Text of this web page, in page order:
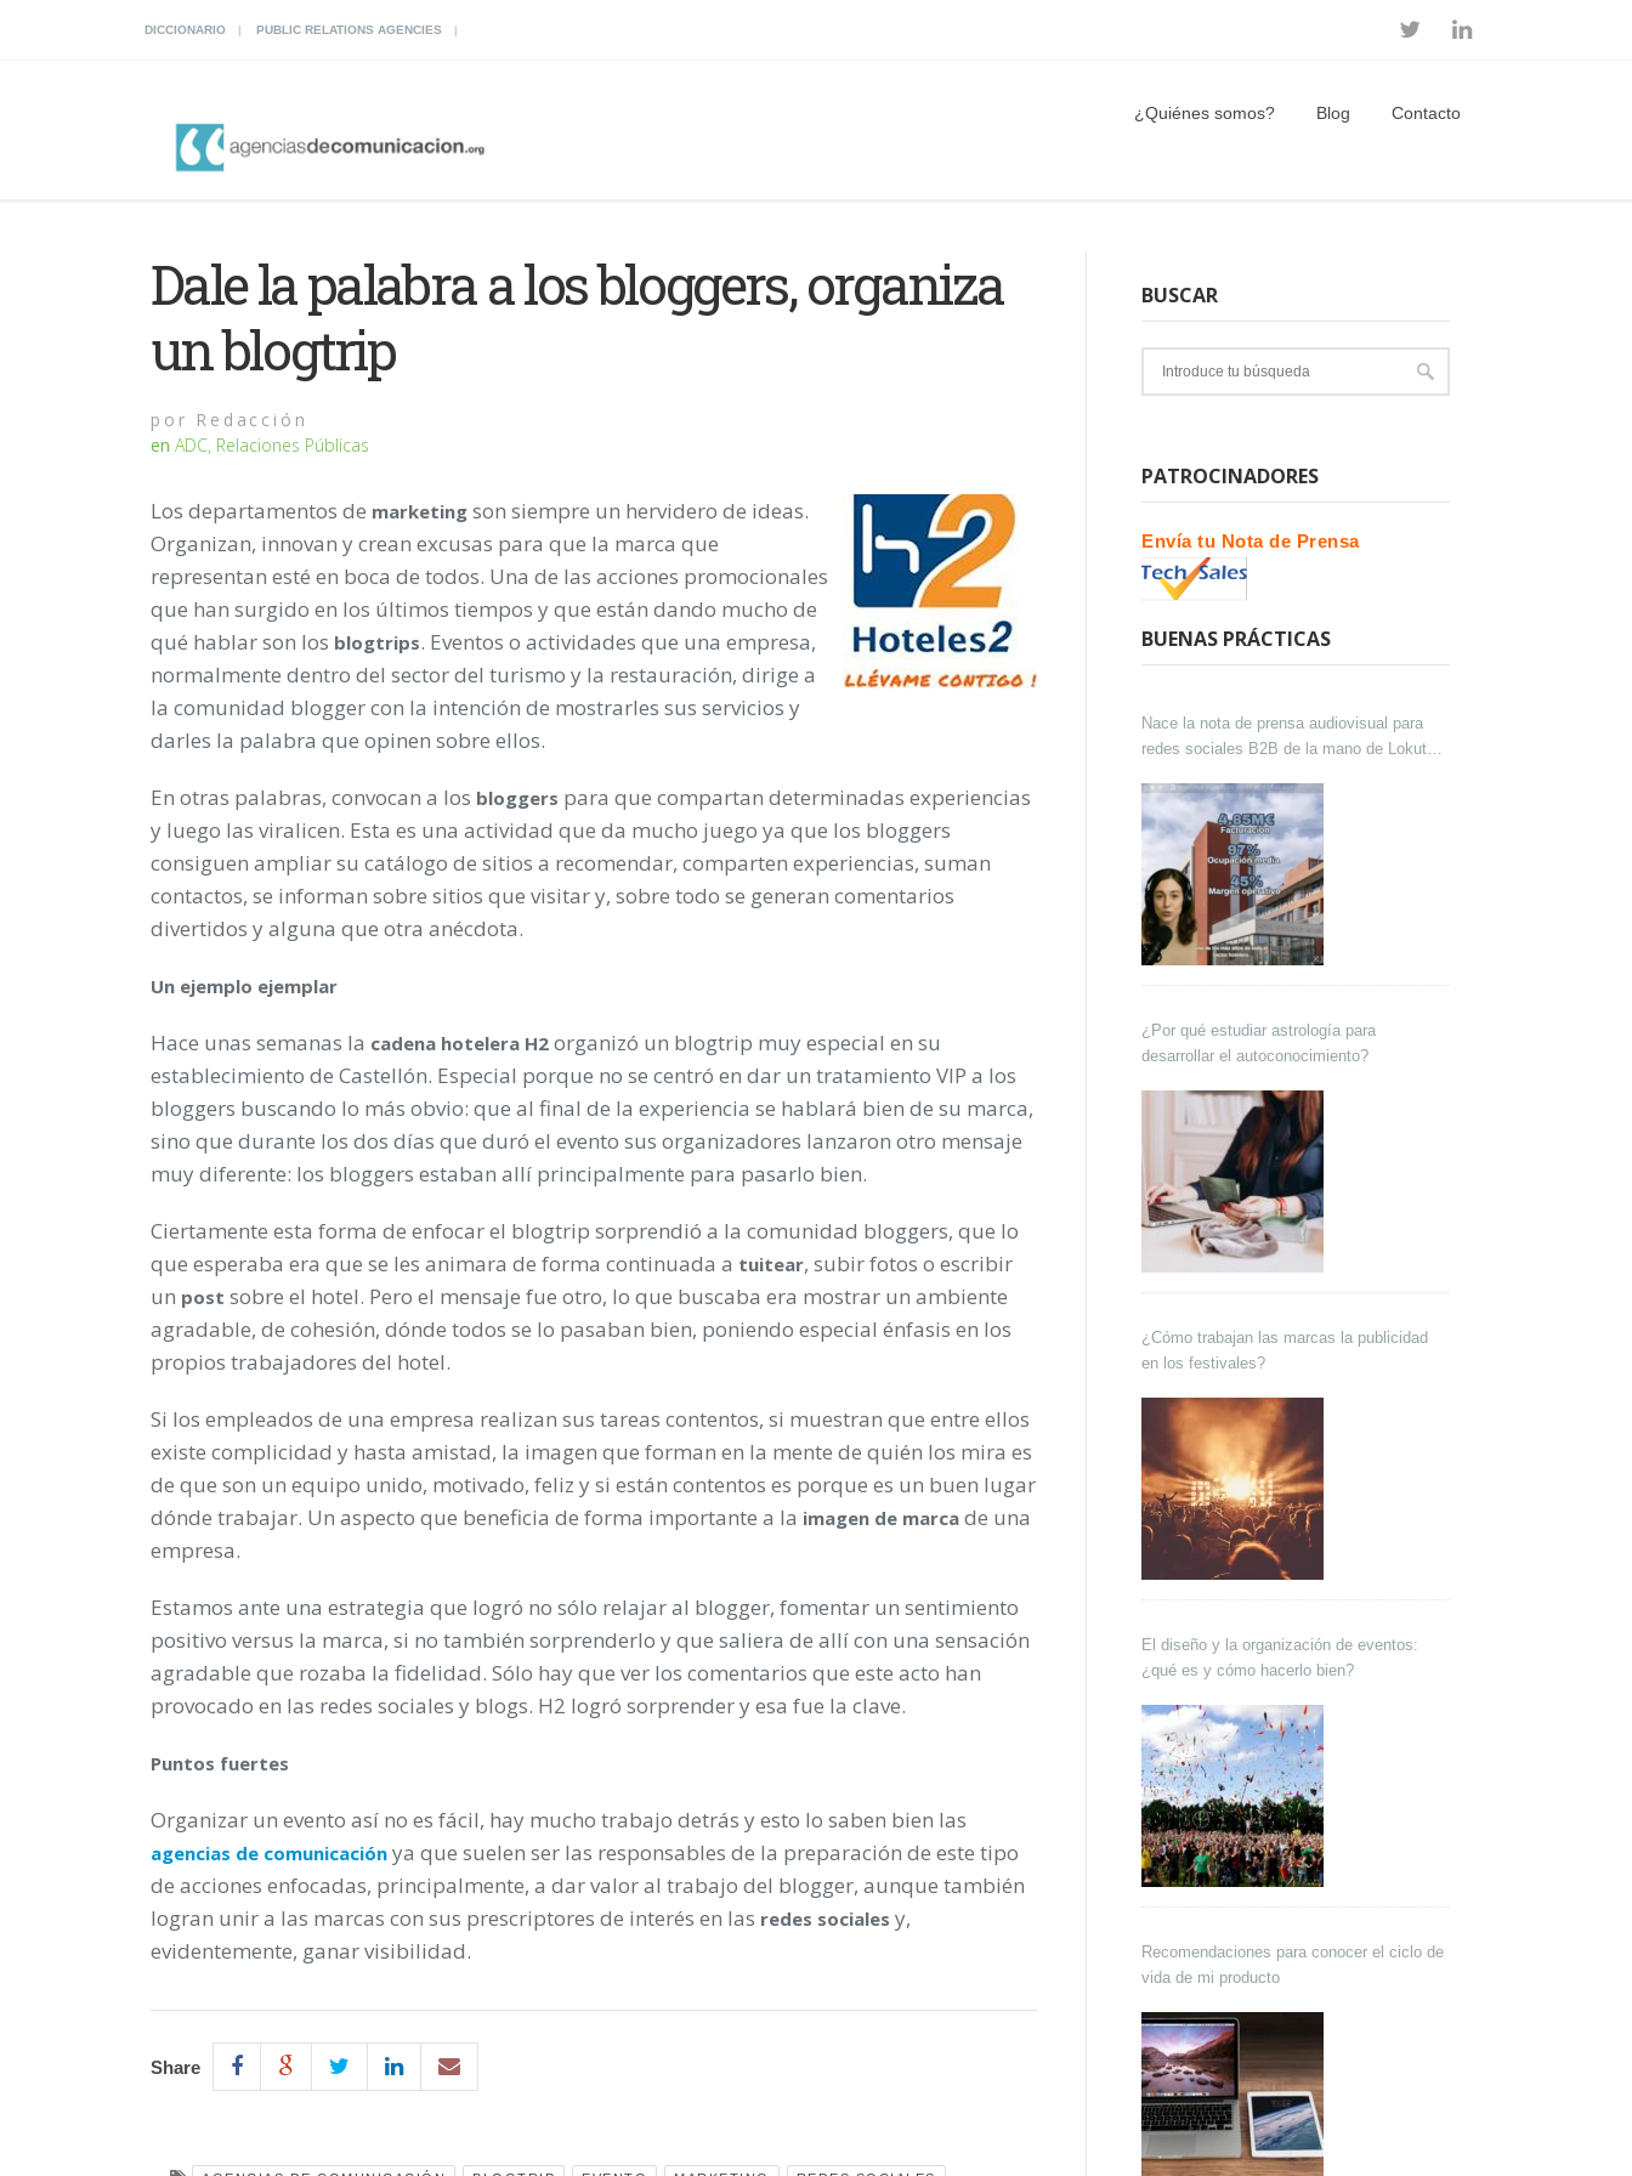
DICCIONARIO PUBLIC RELATIONS AGENCIES
¿Quiénes somos? Blog Contacto
Dale la palabra a los bloggers, organiza
un blogtrip
por Redacción
en ADC, Relaciones Públicas
Los departamentos de marketing son siempre un hervidero de ideas.
Organizan, innovan y crean excusas para que la marca que
representan esté en boca de todos. Una de las acciones promocionales
que han surgido en los últimos tiempos y que están dando mucho de
qué hablar son los blogtrips. Eventos o actividades que una empresa,
normalmente dentro del sector del turismo y la restauración, dirige a
la comunidad blogger con la intención de mostrarles sus servicios y
darles la palabra que opinen sobre ellos.
En otras palabras, convocan a los bloggers para que compartan determinadas experiencias
y luego las viralicen. Esta es una actividad que da mucho juego ya que los bloggers
consiguen ampliar su catálogo de sitios a recomendar, comparten experiencias, suman
contactos, se informan sobre sitios que visitar y, sobre todo se generan comentarios
divertidos y alguna que otra anécdota.
Un ejemplo ejemplar
Hace unas semanas la cadena hotelera H2 organizó un blogtrip muy especial en su
establecimiento de Castellón. Especial porque no se centró en dar un tratamiento VIP a los
bloggers buscando lo más obvio: que al final de la experiencia se hablará bien de su marca,
sino que durante los dos días que duró el evento sus organizadores lanzaron otro mensaje
muy diferente: los bloggers estaban allí principalmente para pasarlo bien.
Ciertamente esta forma de enfocar el blogtrip sorprendió a la comunidad bloggers, que lo
que esperaba era que se les animara de forma continuada a tuitear, subir fotos o escribir
un post sobre el hotel. Pero el mensaje fue otro, lo que buscaba era mostrar un ambiente
agradable, de cohesión, dónde todos se lo pasaban bien, poniendo especial énfasis en los
propios trabajadores del hotel.
Si los empleados de una empresa realizan sus tareas contentos, si muestran que entre ellos
existe complicidad y hasta amistad, la imagen que forman en la mente de quién los mira es
de que son un equipo unido, motivado, feliz y si están contentos es porque es un buen lugar
dónde trabajar. Un aspecto que beneficia de forma importante a la imagen de marca de una
empresa.
Estamos ante una estrategia que logró no sólo relajar al blogger, fomentar un sentimiento
positivo versus la marca, si no también sorprenderlo y que saliera de allí con una sensación
agradable que rozaba la fidelidad. Sólo hay que ver los comentarios que este acto han
provocado en las redes sociales y blogs. H2 logró sorprender y esa fue la clave.
Puntos fuertes
Organizar un evento así no es fácil, hay mucho trabajo detrás y esto lo saben bien las
agencias de comunicación ya que suelen ser las responsables de la preparación de este tipo
de acciones enfocadas, principalmente, a dar valor al trabajo del blogger, aunque también
logran unir a las marcas con sus prescriptores de interés en las redes sociales y,
evidentemente, ganar visibilidad.
Share
BUSCAR
PATROCINADORES
Envía tu Nota de Prensa
BUENAS PRÁCTICAS
Nace la nota de prensa audiovisual para
redes sociales B2B de la mano de Lokutor
¿Por qué estudiar astrología para
desarrollar el autoconocimiento?
¿Cómo trabajan las marcas la publicidad
en los festivales?
El diseño y la organización de eventos:
¿qué es y cómo hacerlo bien?
Recomendaciones para conocer el ciclo de
vida de mi producto